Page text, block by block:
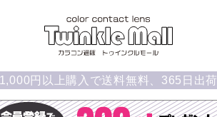
1,000円以上購入で送料無料、365日出荷